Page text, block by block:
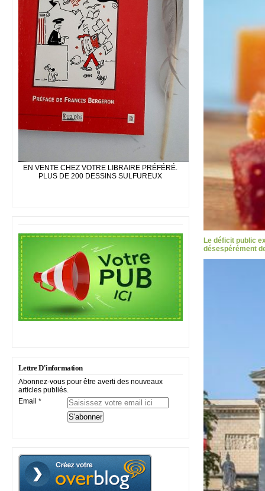
EN VENTE CHEZ VOTRE LIBRAIRE PRÉFÉRÉ.
PLUS DE 200 DESSINS SULFUREUX
Lettre D'information
Abonnez-vous pour être averti des nouveaux
articles publiés.
Email
Le déficit public
désespérément